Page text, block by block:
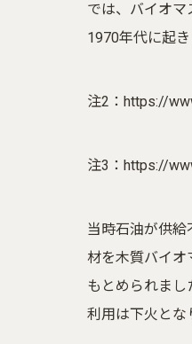
では、バイオマ
1970年代に起
注2： https://
注3： https://
当時石油が供
材を木質バイオ
もとめられま
利用は下火とな